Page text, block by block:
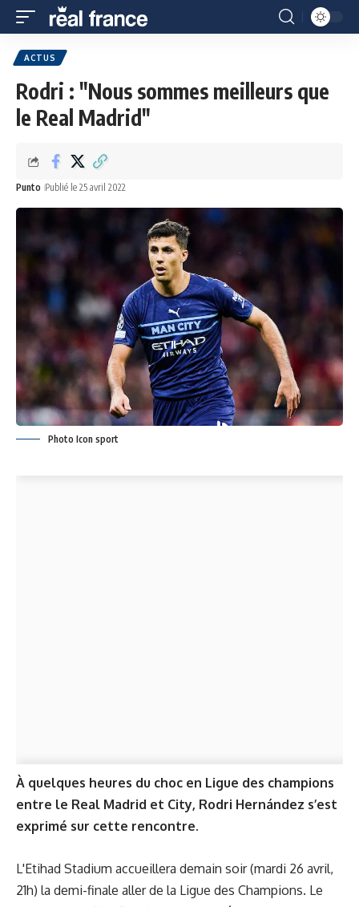
ACTUS
Rodri : "Nous sommes meilleurs que
le Real Madrid"
Punto Publié le 25 avril 2022
Photo Icon sport
À quelques heures du choc en Ligue des champions
entre le Real Madrid et City, Rodri Hernández s’est
exprimé sur cette rencontre.
L'Etihad Stadium accueillera demain soir (mardi 26 avril,
21h) la demi-finale aller de la Ligue des Champions. Le